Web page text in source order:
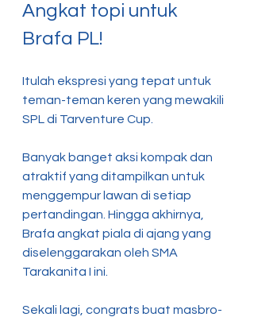
Angkat topi untuk
Brafa PL!
Itulah ekspresi yang tepat untuk
teman-teman keren yang mewakili
SPL di Tarventure Cup.
Banyak banget aksi kompak dan
atraktif yang ditampilkan untuk
menggempur lawan di setiap
pertandingan. Hingga akhirnya,
Brafa angkat piala di ajang yang
diselenggarakan oleh SMA
Tarakanita I ini.
Sekali lagi, congrats buat masbro-